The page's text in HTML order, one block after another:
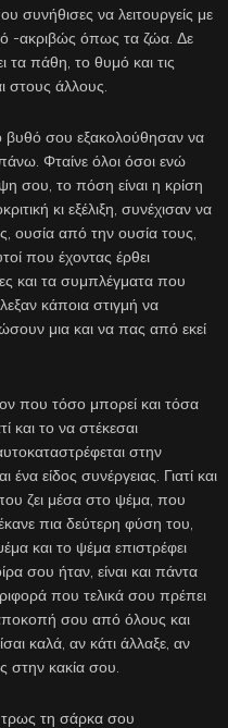
συνήθισες να λειτουργείς με
-ακριβώς όπως τα ζώα. Δε
τα πάθη, το θυμό και τις
στους άλλους.
βυθό σου εξακολούθησαν να
Φταίνε όλοι όσοι ενώ
σου, το πόση είναι η κρίση
κι εξέλιξη, συνέχισαν να
ουσία από την ουσία τους,
που έχοντας έρθει
και τα συμπλέγματα που
κάποια στιγμή να
μια και να πας από εκεί
που τόσο μπορεί και τόσα
και το να στέκεσαι
στην
είδος συνέργειας. Γιατί και
ζει μέσα στο ψέμα, που
πια δεύτερη φύση του,
και το ψέμα επιστρέφει
σου ήταν, είναι και πάντα
που τελικά σου πρέπει
σου από όλους και
καλά, αν κάτι άλλαξε, αν
στην κακία σου.
τρως τη σάρκα σου